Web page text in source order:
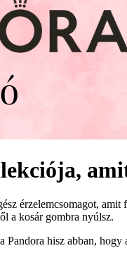
érzelemcsomagot,
a kosár gombra nyúlsz.
hisz abban, hogy